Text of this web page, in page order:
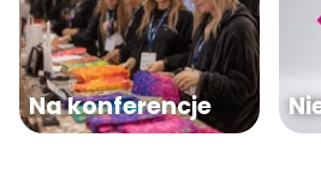
Na konferencje